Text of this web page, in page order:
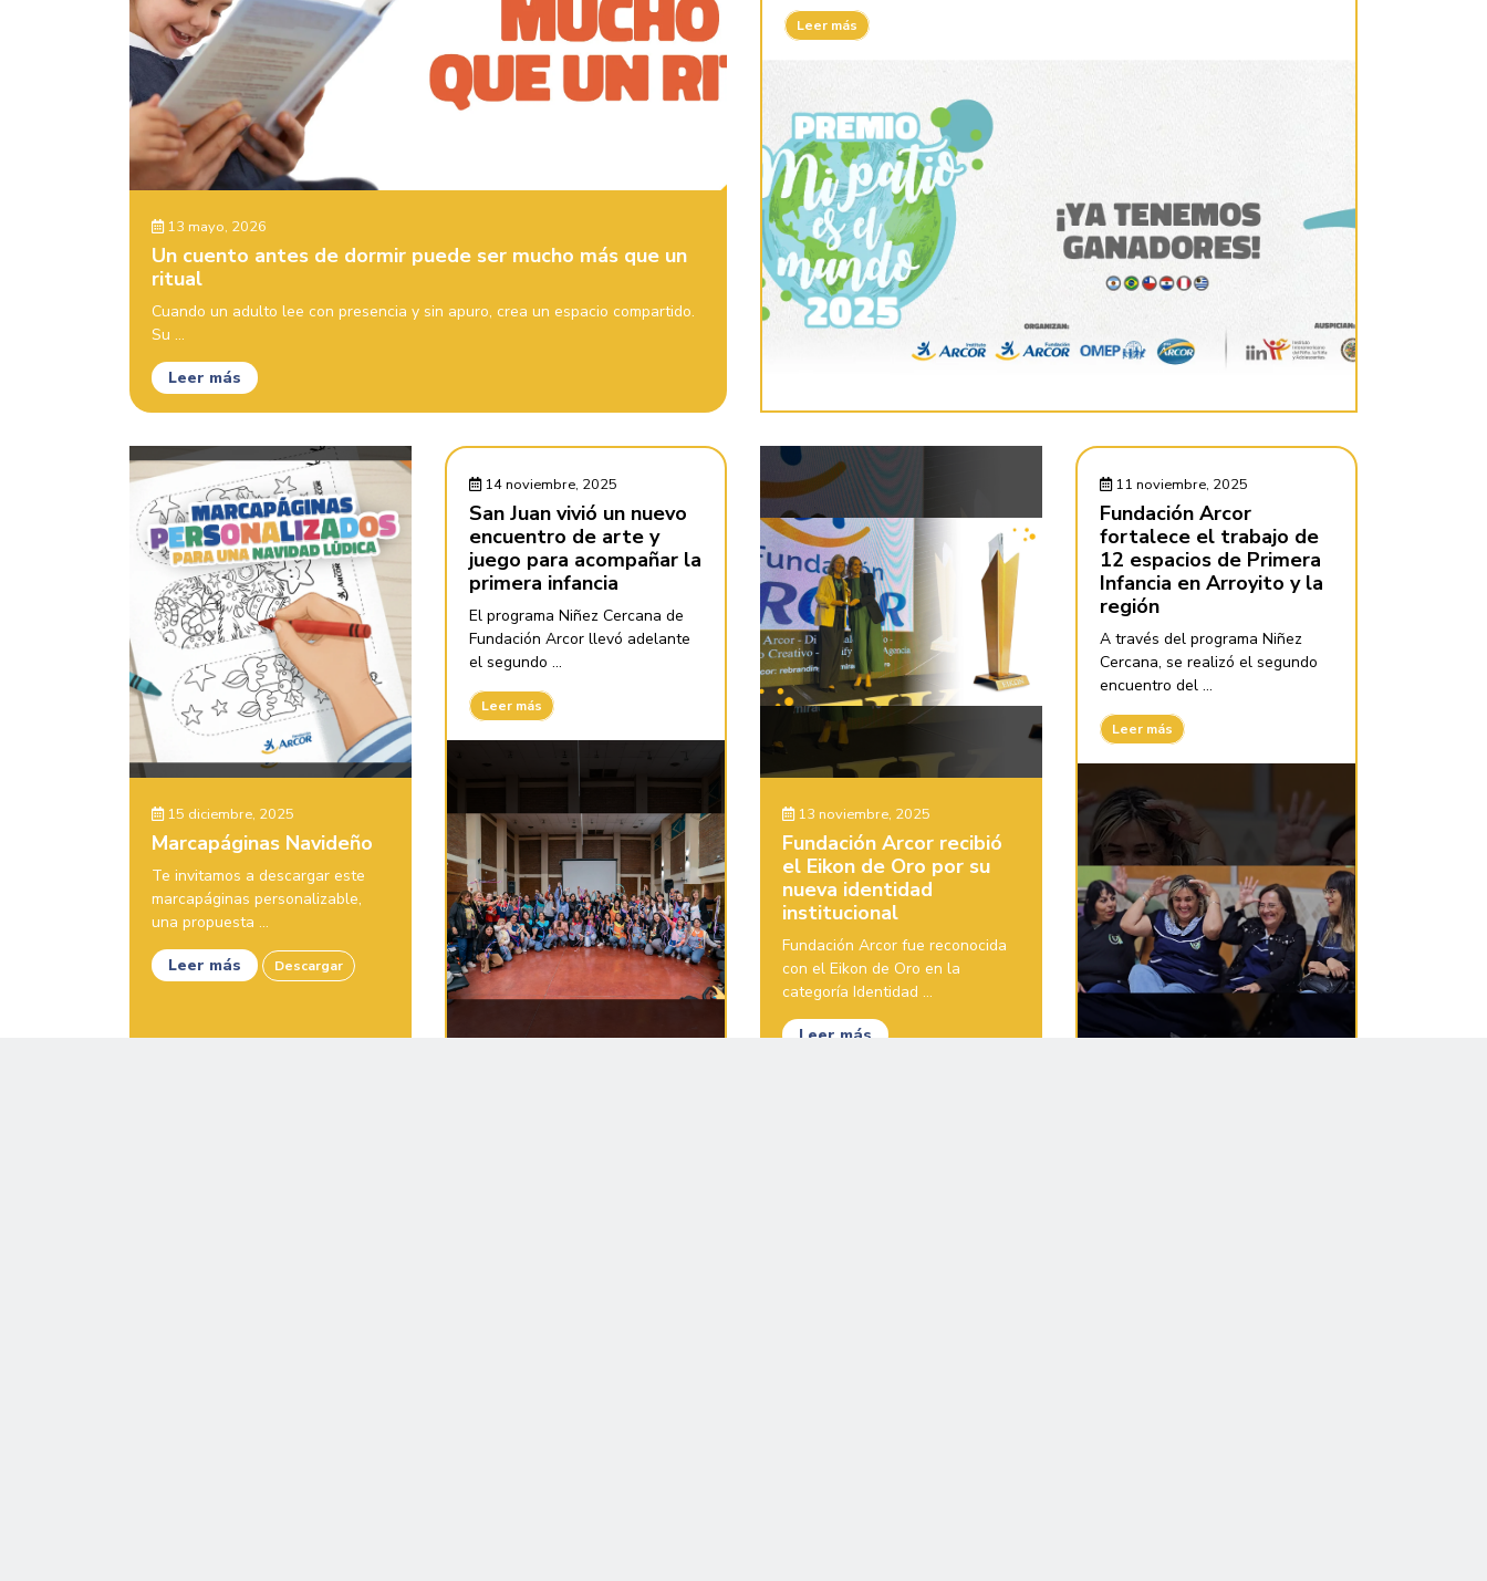
13 mayo, 2026
Un cuento antes de dormir puede ser mucho más que un
ritual
Cuando un adulto lee con presencia y sin apuro, crea un espacio compartido.
Su ...
Leer más
Leer más
15 diciembre, 2025
Marcapáginas Navideño
Te invitamos a descargar este
marcapáginas personalizable,
una propuesta ...
Leer más Descargar
14 noviembre, 2025
San Juan vivió un nuevo
encuentro de arte y
juego para acompañar la
primera infancia
El programa Niñez Cercana de
Fundación Arcor llevó adelante
el segundo ...
Leer más
13 noviembre, 2025
Fundación Arcor recibió
el Eikon de Oro por su
nueva identidad
institucional
Fundación Arcor fue reconocida
con el Eikon de Oro en la
categoría Identidad ...
Leer más
11 noviembre, 2025
Fundación Arcor
fortalece el trabajo de
12 espacios de Primera
Infancia en Arroyito y la
región
A través del programa Niñez
Cercana, se realizó el segundo
encuentro del ...
Leer más